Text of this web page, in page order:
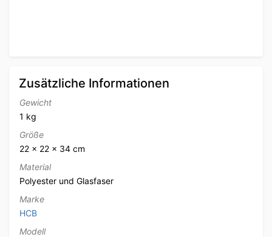
Zusätzliche Informationen
Gewicht
1 kg
Größe
22 × 22 × 34 cm
Material
Polyester und Glasfaser
Marke
HCB
Modell